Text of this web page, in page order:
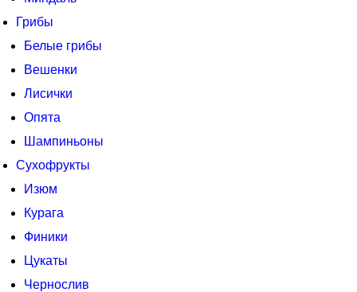
Грибы
Белые грибы
Вешенки
Лисички
Опята
Шампиньоны
Сухофрукты
Изюм
Курага
Финики
Цукаты
Чернослив